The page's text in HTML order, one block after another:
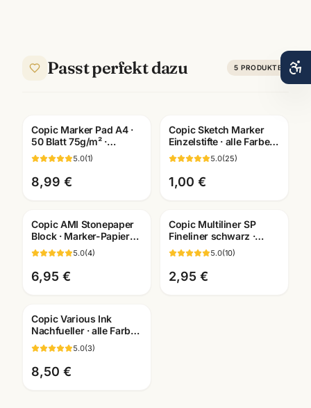
Passt perfekt dazu 5 PRODUKTE
Copic Marker Pad A4 ·
50 Blatt 75g/m² ·
Layoutblock für Marker
· Mannheim
5.0(1)
8,99 €
Copic Sketch Marker
Einzelstifte · alle Farben
BV000-B99 ·
Künstlerbedarf
Mannheim
5.0(25)
1,00 €
Copic AMI Stonepaper
Block · Marker-Papier
aus Steinmehl ·
A6/A5/A4/A3 ·
Mannheim
5.0(4)
6,95 €
Copic Multiliner SP
Fineliner schwarz ·
pigmentiert ·
nachfüllbar · wählbare
Stärken
5.0(10)
2,95 €
Copic Various Ink
Nachfueller · alle Farben
BV000-B99 ·
Künstlerbedarf
Mannheim
5.0(3)
8,50 €